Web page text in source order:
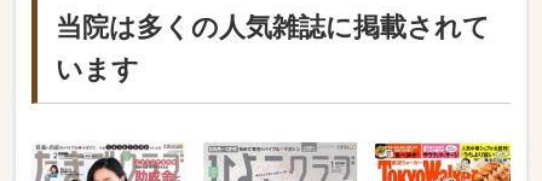
当院は多くの人気雑誌に掲載されて
います